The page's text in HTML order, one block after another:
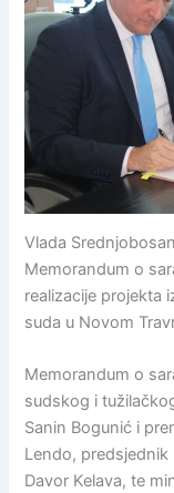
Vlada
Memorandum o
realizacije projekta
suda u Novom
Memorandum o
sudskog i
Sanin Bogunić i
Lendo,
Davor Kelava, te